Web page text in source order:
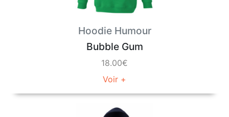
Hoodie Humour
Bubble Gum
18.00€
Voir +